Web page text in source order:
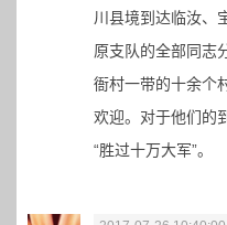
川县境到达临汝、
原支队的全部同志
衙村一带的十余个
欢迎。对于他们
“胜过十万大军”。